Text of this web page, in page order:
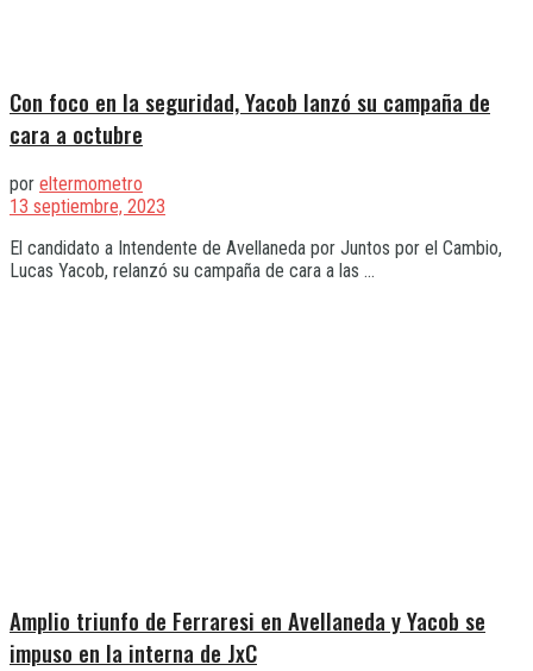
Con foco en la seguridad, Yacob lanzó su campaña de
cara a octubre
por eltermometro
13 septiembre, 2023
El candidato a Intendente de Avellaneda por Juntos por el Cambio,
Lucas Yacob, relanzó su campaña de cara a las ...
Amplio triunfo de Ferraresi en Avellaneda y Yacob se
impuso en la interna de JxC